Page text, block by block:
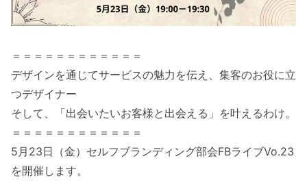
＝＝＝＝＝＝＝＝＝＝＝＝
デザインを通じてサービスの魅力を伝え、集客のお役に立
つデザイナー
そして、「出会いたいお客様と出会える」を叶えるわけ。
＝＝＝＝＝＝＝＝＝＝＝＝
5月23日（金）セルフブランディング部会FBライブVo.23
を開催します。